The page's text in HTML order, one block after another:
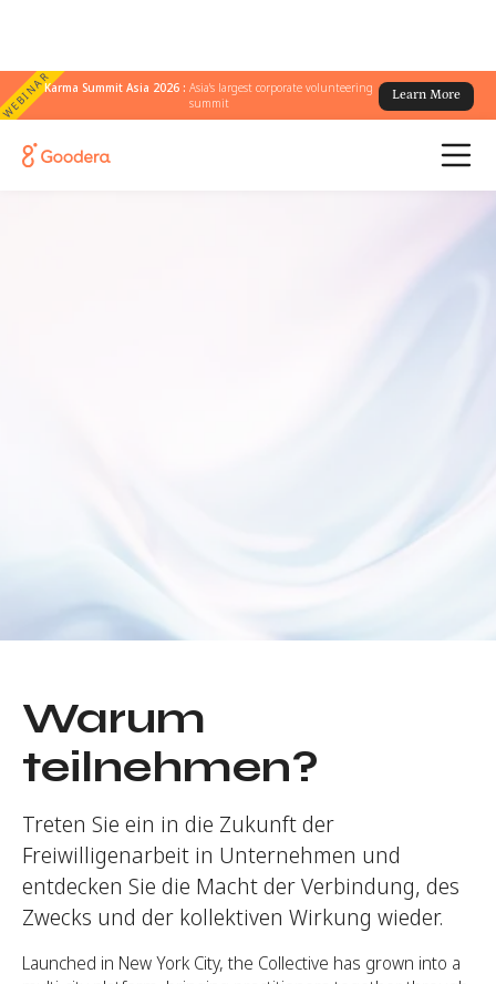
WEBINARKarma Summit Asia 2026 :Asia's largest corporate volunteering
summit
Learn More
Warum
teilnehmen?
Treten Sie ein in die Zukunft der
Freiwilligenarbeit in Unternehmen und
entdecken Sie die Macht der Verbindung, des
Zwecks und der kollektiven Wirkung wieder.
Launched in New York City, the Collective has grown into a